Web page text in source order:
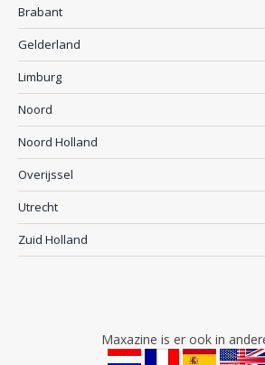
Brabant
Gelderland
Limburg
Noord
Noord Holland
Overijssel
Utrecht
Zuid Holland
Maxazine is er ook in